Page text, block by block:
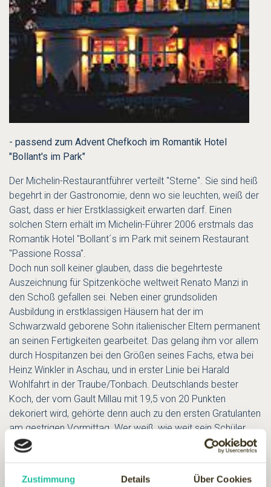
Zustimmung Details Über Cookies
- passend zum Advent Chefkoch im Romantik Hotel
"Bollant's im Park"
Der Michelin-Restaurantführer verteilt "Sterne". Sie sind heiß
begehrt in der Gastronomie, denn wo sie leuchten, weiß der
Gast, dass er hier Erstklassigkeit erwarten darf. Einen
solchen Stern erhält im Michelin-Führer 2006 erstmals das
Romantik Hotel "Bollant´s im Park mit seinem Restaurant
"Passione Rossa".
Doch nun soll keiner glauben, dass die begehrteste
Auszeichnung für Spitzenköche weltweit Renato Manzi in
den Schoß gefallen sei. Neben einer grundsoliden
Ausbildung in erstklassigen Häusern hat der im
Schwarzwald geborene Sohn italienischer Eltern permanent
an seinen Fertigkeiten gearbeitet. Das gelang ihm vor allem
durch Hospitanzen bei den Größen seines Fachs, etwa bei
Heinz Winkler in Aschau, und in erster Linie bei Harald
Wohlfahrt in der Traube/Tonbach. Deutschlands bester
Koch, der vom Gault Millau mit 19,5 von 20 Punkten
dekoriert wird, gehörte denn auch zu den ersten Gratulanten
am gestrigen Vormittag. Wer weiß, wie weit sein Schüler
Manzi es noch bringt? Einer der vielen Wohlfahrt-Eleven
wurde gerade ausgezeichnet mit dem dritten Michelin-